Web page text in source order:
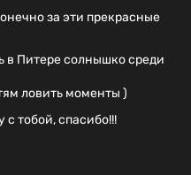
за эти прекрасные
в Питере солнышко среди
ловить моменты )
с тобой, спасибо!!!